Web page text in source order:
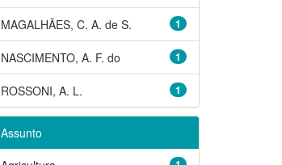
1
MAGALHÃES, C. A. de S.
1
NASCIMENTO, A. F. do
1
ROSSONI, A. L.
Assunto